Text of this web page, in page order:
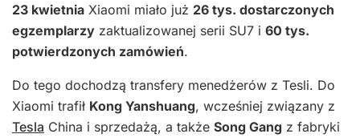
23 kwietnia Xiaomi miało już 26 tys. dostarczonych
egzemplarzy zaktualizowanej serii SU7 i 60 tys.
potwierdzonych zamówień.
Do tego dochodzą transfery menedżerów z Tesli. Do
Xiaomi trafił Kong Yanshuang, wcześniej związany z
Tesla China i sprzedażą, a także Song Gang z fabryki